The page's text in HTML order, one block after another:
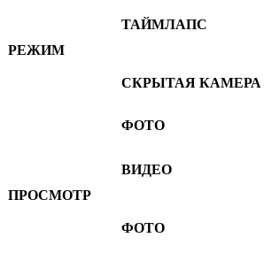
РЕЖИМ
ТАЙМЛАПС
СКРЫТАЯ КАМЕРА
ФОТО
ПРОСМОТР
ВИДЕО
ФОТО